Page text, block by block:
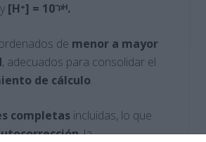
y [H⁺] = 10⁻ᵖᴴ.
de menor a mayor
, adecuados para consolidar el
de cálculo.
completas incluidas, lo que
, la